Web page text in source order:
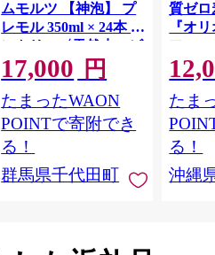
ムモルツ 【神泡】 プ
レモル 350ml × 24本 サ
ントリー〈天然水のビ
ール工場〉群馬※沖
縄・離島地域へのお届
け不可
17,000 円
たまったWAON
POINTで寄附でき
る！
群馬県千代田町
質ゼロ
『オ
フ』
泡酒
1ケー
ロ ゼ
麦芽3
化し
すめ
重瀬
たま
る！
沖縄